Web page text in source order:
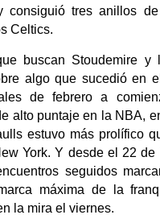
consiguió tres anillos
Celtics.
buscan Stoudemire
algo que sucedió en
de febrero a
alto puntaje en la NBA,
estuvo más prolífico
York. Y desde el 22
seguidos
máxima de la
la mira el viernes.